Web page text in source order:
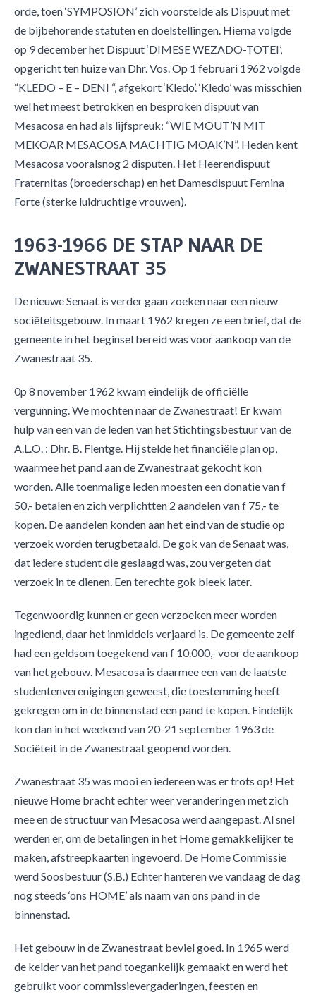
orde, toen ‘SYMPOSION’ zich voorstelde als Dispuut met
de bijbehorende statuten en doelstellingen. Hierna volgde
op 9 december het Dispuut ‘DIMESE WEZADO-TOTEI’,
opgericht ten huize van Dhr. Vos. Op 1 februari 1962 volgde
“KLEDO – E – DENI “, afgekort ‘Kledo’. ‘Kledo’ was misschien
wel het meest betrokken en besproken dispuut van
Mesacosa en had als lijfspreuk: “WIE MOUT’N MIT
MEKOAR MESACOSA MACHTIG MOAK’N”. Heden kent
Mesacosa vooralsnog 2 disputen. Het Heerendispuut
Fraternitas (broederschap) en het Damesdispuut Femina
Forte (sterke luidruchtige vrouwen).
1963-1966 DE STAP NAAR DE
ZWANESTRAAT 35
De nieuwe Senaat is verder gaan zoeken naar een nieuw
sociëteitsgebouw. In maart 1962 kregen ze een brief, dat de
gemeente in het beginsel bereid was voor aankoop van de
Zwanestraat 35.
0p 8 november 1962 kwam eindelijk de officiëlle
vergunning. We mochten naar de Zwanestraat! Er kwam
hulp van een van de leden van het Stichtingsbestuur van de
A.L.O. : Dhr. B. Flentge. Hij stelde het financiële plan op,
waarmee het pand aan de Zwanestraat gekocht kon
worden. Alle toenmalige leden moesten een donatie van f
50,- betalen en zich verplichtten 2 aandelen van f 75,- te
kopen. De aandelen konden aan het eind van de studie op
verzoek worden terugbetaald. De gok van de Senaat was,
dat iedere student die geslaagd was, zou vergeten dat
verzoek in te dienen. Een terechte gok bleek later.
Tegenwoordig kunnen er geen verzoeken meer worden
ingediend, daar het inmiddels verjaard is. De gemeente zelf
had een geldsom toegekend van f 10.000,- voor de aankoop
van het gebouw. Mesacosa is daarmee een van de laatste
studentenverenigingen geweest, die toestemming heeft
gekregen om in de binnenstad een pand te kopen. Eindelijk
kon dan in het weekend van 20-21 september 1963 de
Sociëteit in de Zwanestraat geopend worden.
Zwanestraat 35 was mooi en iedereen was er trots op! Het
nieuwe Home bracht echter weer veranderingen met zich
mee en de structuur van Mesacosa werd aangepast. Al snel
werden er, om de betalingen in het Home gemakkelijker te
maken, afstreepkaarten ingevoerd. De Home Commissie
werd Soosbestuur (S.B.) Echter hanteren we vandaag de dag
nog steeds ‘ons HOME’ als naam van ons pand in de
binnenstad.
Het gebouw in de Zwanestraat beviel goed. In 1965 werd
de kelder van het pand toegankelijk gemaakt en werd het
gebruikt voor commissievergaderingen, feesten en